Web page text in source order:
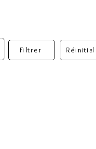
Filtrer